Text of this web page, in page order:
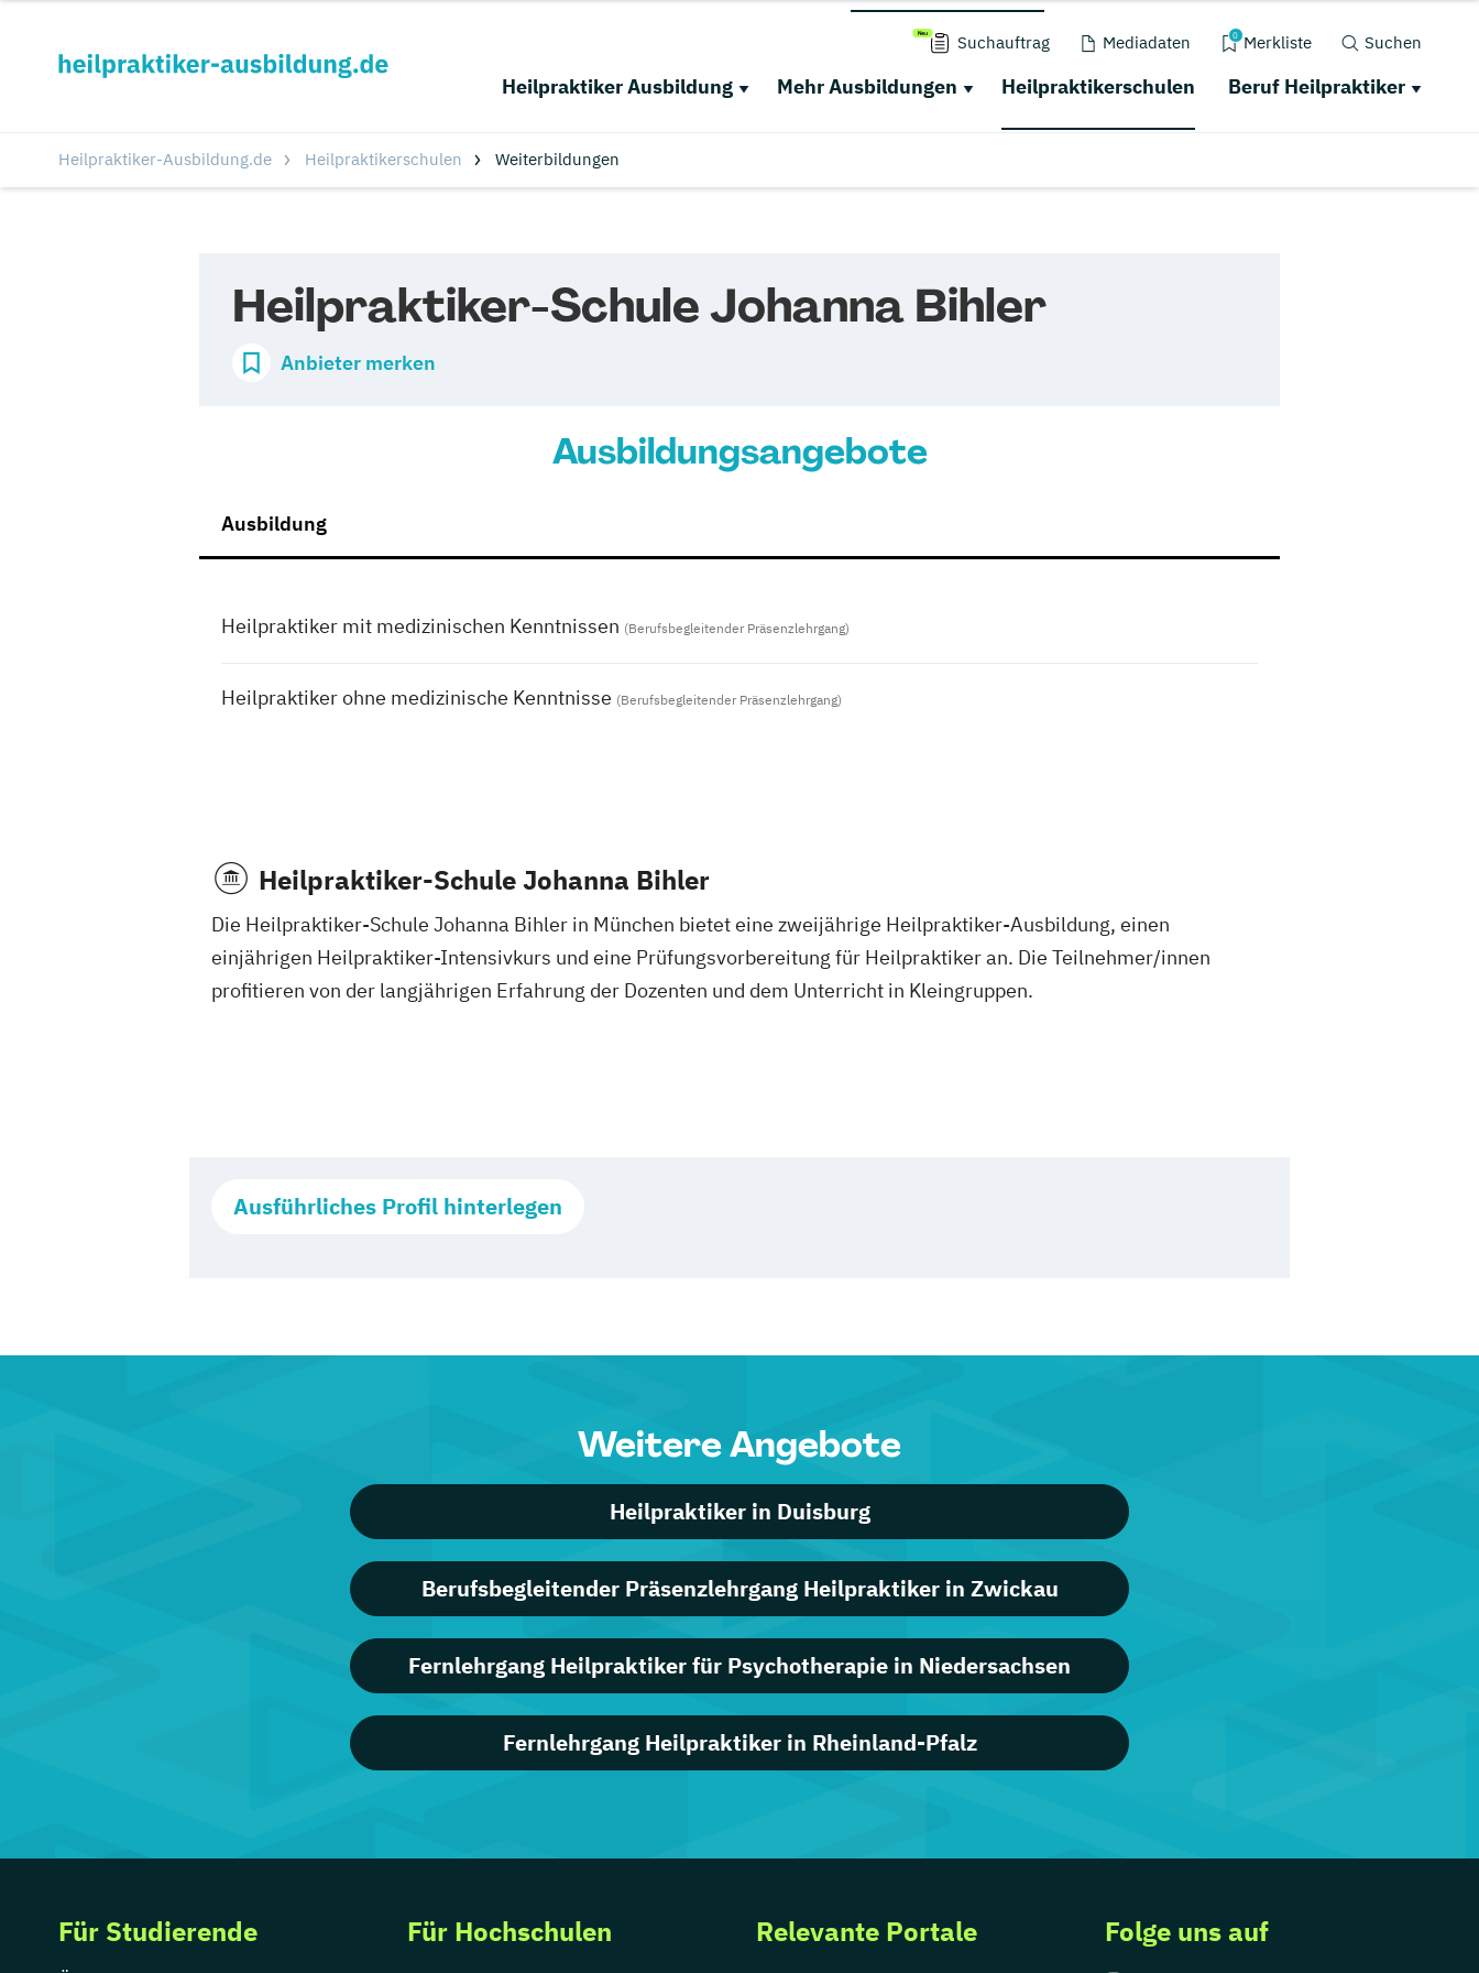
Suchauftrag Mediadaten 0 Merkliste Suchen
Heilpraktiker Ausbildung Mehr Ausbildungen Heilpraktikerschulen Beruf Heilpraktiker
Heilpraktiker-Ausbildung.de Heilpraktikerschulen Weiterbildungen
Heilpraktiker-Schule Johanna Bihler
Anbieter merken
Ausbildungsangebote
Ausbildung
Heilpraktiker mit medizinischen Kenntnissen (Berufsbegleitender Präsenzlehrgang)
Heilpraktiker ohne medizinische Kenntnisse (Berufsbegleitender Präsenzlehrgang)
Heilpraktiker-Schule Johanna Bihler
Die Heilpraktiker-Schule Johanna Bihler in München bietet eine zweijährige Heilpraktiker-Ausbildung, einen
einjährigen Heilpraktiker-Intensivkurs und eine Prüfungsvorbereitung für Heilpraktiker an. Die Teilnehmer/innen
profitieren von der langjährigen Erfahrung der Dozenten und dem Unterricht in Kleingruppen.
Ausführliches Profil hinterlegen
Weitere Angebote
Heilpraktiker in Duisburg
Berufsbegleitender Präsenzlehrgang Heilpraktiker in Zwickau
Fernlehrgang Heilpraktiker für Psychotherapie in Niedersachsen
Fernlehrgang Heilpraktiker in Rheinland-Pfalz
Für Studierende Für Hochschulen Relevante Portale Folge uns auf